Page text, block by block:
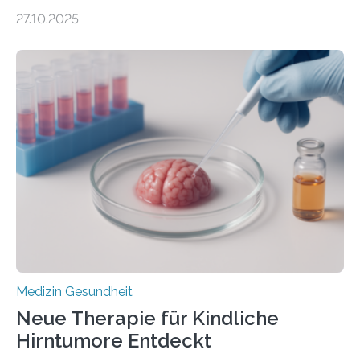
aus dem Deutschen Zentrum für Herzinsuffizienz
im Journal Circulation, warum der Energietransport bei
der Hypertrophen Kardiomyopathie (HCM) versagen
kann und wie sich durch eine Verringerung der
Herzbelastung und des oxidativen Stresses
Rhythmusstörungen reduzieren lassen. Würzburg. Die
hypertrophe Kardiomyopathie (HCM) ist die häufigste
erblich bedingte Herzerkrankung. Sie führt dazu, dass
sich die linke Herzkammer verdickt, der Herzmuskel zu
stark kontrahiert…
27.10.2025
Medizin Gesundheit
Neue Therapie für Kindliche
Hirntumore Entdeckt